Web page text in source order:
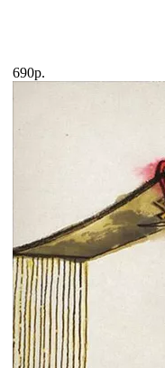
690р.